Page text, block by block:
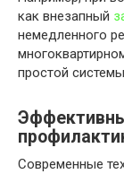
как внезапный
немедленного
простой
Современные